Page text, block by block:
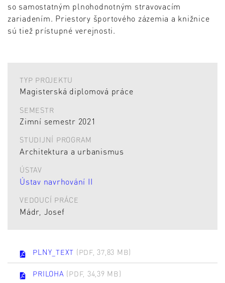
so samostatným plnohodnotným stravovacím
zariadením. Priestory športového zázemia a knižnice
sú tiež prístupné verejnosti.
TYP PROJEKTU
Magisterská diplomová práce
SEMESTR
Zimní semestr 2021
STUDIJNÍ PROGRAM
Architektura a urbanismus
ÚSTAV
Ústav navrhování II
VEDOUCÍ PRÁCE
Mádr, Josef
PLNY_TEXT (PDF, 37,83 MB)
PRILOHA (PDF, 34,39 MB)